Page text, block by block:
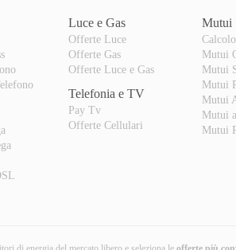
Luce e Gas
Offerte Luce
Offerte Gas
Offerte Luce e Gas
Telefonia e TV
Pay Tv
Offerte Cellulari
Mutui
Mutui
Mutui
Mutui
Mutui
Mutui
Mutui